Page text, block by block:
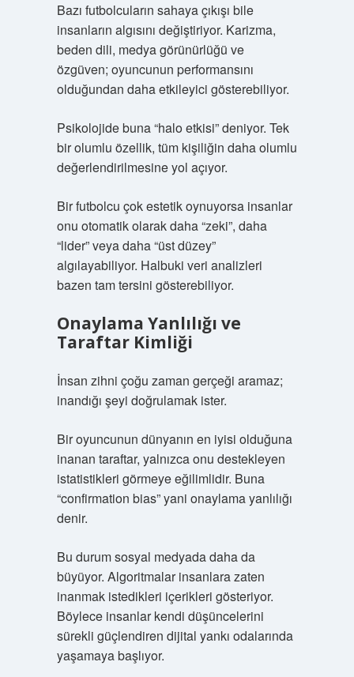
Bazı futbolcuların sahaya çıkışı bile
insanların algısını değiştiriyor. Karizma,
beden dili, medya görünürlüğü ve
özgüven; oyuncunun performansını
olduğundan daha etkileyici gösterebiliyor.
Psikolojide buna “halo etkisi” deniyor. Tek
bir olumlu özellik, tüm kişiliğin daha olumlu
değerlendirilmesine yol açıyor.
Bir futbolcu çok estetik oynuyorsa insanlar
onu otomatik olarak daha “zeki”, daha
“lider” veya daha “üst düzey”
algılayabiliyor. Halbuki veri analizleri
bazen tam tersini gösterebiliyor.
Onaylama Yanlılığı ve
Taraftar Kimliği
İnsan zihni çoğu zaman gerçeği aramaz;
inandığı şeyi doğrulamak ister.
Bir oyuncunun dünyanın en iyisi olduğuna
inanan taraftar, yalnızca onu destekleyen
istatistikleri görmeye eğilimlidir. Buna
“confirmation bias” yani onaylama yanlılığı
denir.
Bu durum sosyal medyada daha da
büyüyor. Algoritmalar insanlara zaten
inanmak istedikleri içerikleri gösteriyor.
Böylece insanlar kendi düşüncelerini
sürekli güçlendiren dijital yankı odalarında
yaşamaya başlıyor.